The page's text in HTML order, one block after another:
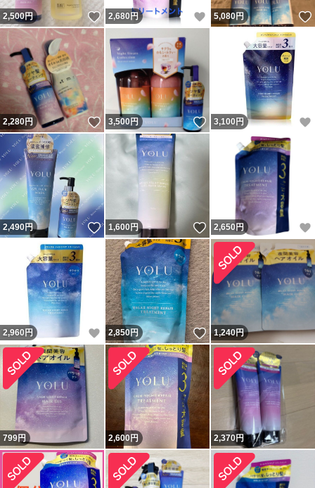
2,500円 いいね！
2,680 円 いいね！
5,080円
2,280円 いいね！
3,500円 いいね！
3,100 円
2,490円 いいね！
1,600円 いいね！
2,650円
2,960 円 いいね！
2,850円 いいね！
1,240円
799円 2,600円 2,370円